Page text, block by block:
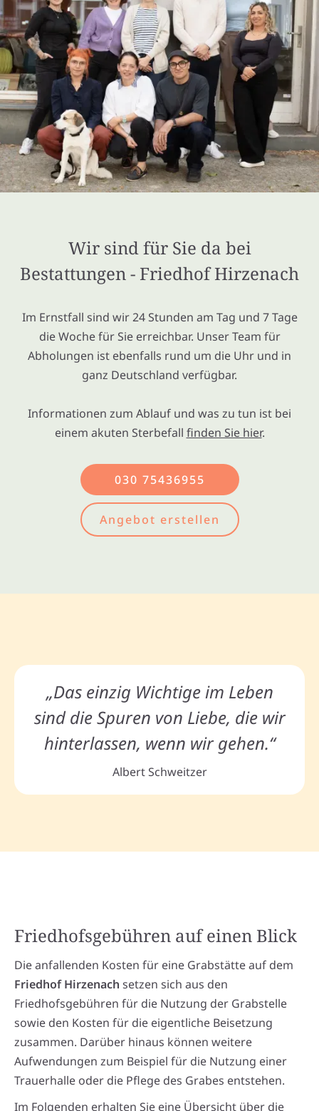
Wir sind für Sie da bei
Bestattungen - Friedhof Hirzenach
Im Ernstfall sind wir 24 Stunden am Tag und 7 Tage
die Woche für Sie erreichbar. Unser Team für
Abholungen ist ebenfalls rund um die Uhr und in
ganz Deutschland verfügbar.
Informationen zum Ablauf und was zu tun ist bei
einem akuten Sterbefall finden Sie hier.
030 75436955
Angebot erstellen
„Das einzig Wichtige im Leben
sind die Spuren von Liebe, die wir
hinterlassen, wenn wir gehen.“
Albert Schweitzer
Friedhofsgebühren auf einen Blick
Die anfallenden Kosten für eine Grabstätte auf dem
Friedhof Hirzenach setzen sich aus den
Friedhofsgebühren für die Nutzung der Grabstelle
sowie den Kosten für die eigentliche Beisetzung
zusammen. Darüber hinaus können weitere
Aufwendungen zum Beispiel für die Nutzung einer
Trauerhalle oder die Pflege des Grabes entstehen.
Im Folgenden erhalten Sie eine Übersicht über die